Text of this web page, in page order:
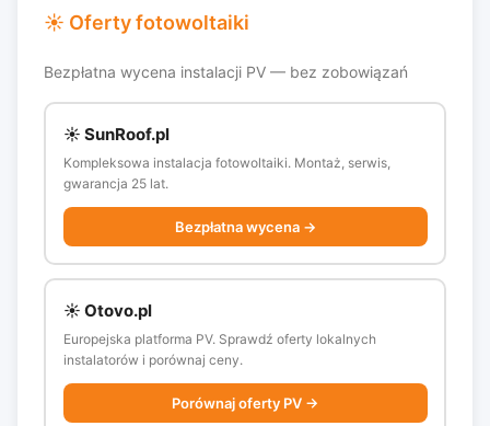
☀️ Oferty fotowoltaiki
Bezpłatna wycena instalacji PV — bez zobowiązań
☀️ SunRoof.pl
Kompleksowa instalacja fotowoltaiki. Montaż, serwis,
gwarancja 25 lat.
Bezpłatna wycena →
☀️ Otovo.pl
Europejska platforma PV. Sprawdź oferty lokalnych
instalatorów i porównaj ceny.
Porównaj oferty PV →